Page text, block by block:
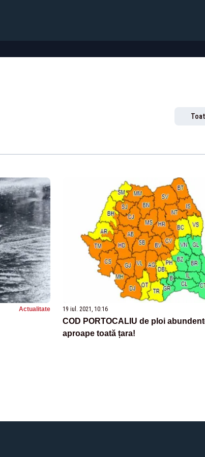
Actualitate 19 iul. 2021, 10:16
COD PORTOCALIU de ploi
aproape toată țara!